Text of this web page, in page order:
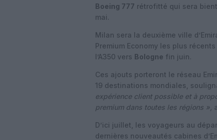
Boeing 777 rétrofitté qui sera
mai.
Milan sera la deuxième ville
Premium Economy les plus
l’A350 vers Bologne fin juin.
Ces ajouts porteront le réseau
19 destinations mondiales,
expérience client possible et à
premium dans toutes les régions »,
D’ici juillet, les voyageurs au
dernières nouveautés cabines